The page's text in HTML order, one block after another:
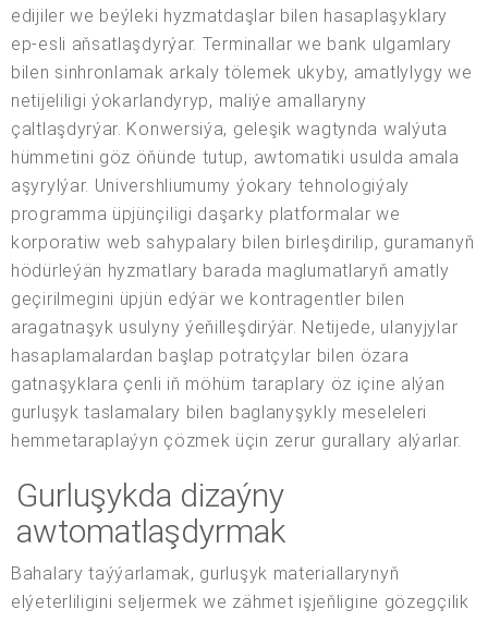
edijiler we beýleki hyzmatdaşlar bilen hasaplaşyklary
ep-esli aňsatlaşdyrýar. Terminallar we bank ulgamlary
bilen sinhronlamak arkaly tölemek ukyby, amatlylygy we
netijeliligi ýokarlandyryp, maliýe amallaryny
çaltlaşdyrýar. Konwersiýa, geleşik wagtynda walýuta
hümmetini göz öňünde tutup, awtomatiki usulda amala
aşyrylýar. Univershliumumy ýokary tehnologiýaly
programma üpjünçiligi daşarky platformalar we
korporatiw web sahypalary bilen birleşdirilip, guramanyň
hödürleýän hyzmatlary barada maglumatlaryň amatly
geçirilmegini üpjün edýär we kontragentler bilen
aragatnaşyk usulyny ýeňilleşdirýär. Netijede, ulanyjylar
hasaplamalardan başlap potratçylar bilen özara
gatnaşyklara çenli iň möhüm taraplary öz içine alýan
gurluşyk taslamalary bilen baglanyşykly meseleleri
hemmetaraplaýyn çözmek üçin zerur gurallary alýarlar.
Gurluşykda dizaýny
awtomatlaşdyrmak
Bahalary taýýarlamak, gurluşyk materiallarynyň
elýeterliligini seljermek we zähmet işjeňligine gözegçilik